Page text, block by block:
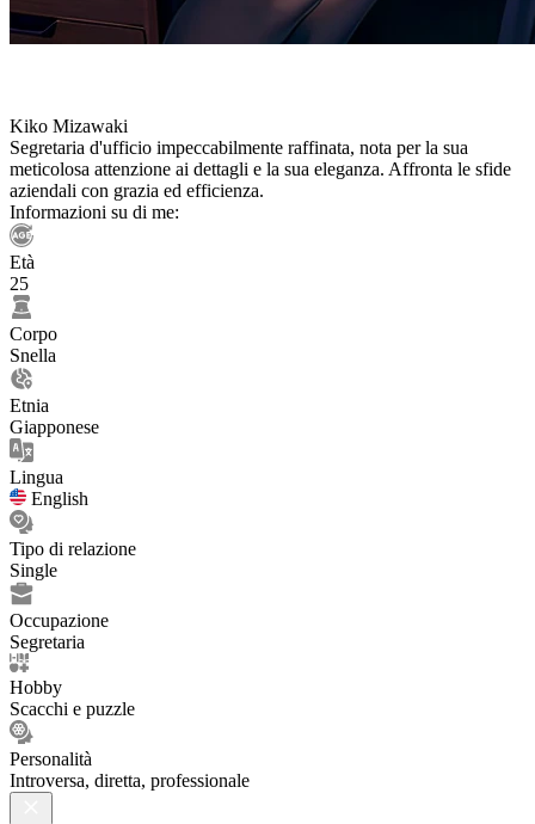
Kiko Mizawaki
Segretaria d'ufficio impeccabilmente raffinata, nota per la sua
meticolosa attenzione ai dettagli e la sua eleganza. Affronta le sfide
aziendali con grazia ed efficienza.
Informazioni su di me:
Età
25
Corpo
Snella
Etnia
Giapponese
Lingua
English
Tipo di relazione
Single
Occupazione
Segretaria
Hobby
Scacchi e puzzle
Personalità
Introversa, diretta, professionale